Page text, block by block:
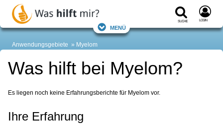
Suche Login
Menü
Anwendungsgebiete Myelom
Was hilft bei Myelom?
Es liegen noch keine Erfahrungsberichte für Myelom vor.
Ihre Erfahrung